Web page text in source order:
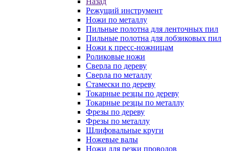
Режущий инструмент
Ножи по металлу
Пильные полотна для ленточных пил
Пильные полотна для лобзиковых пил
Ножи к пресс-ножницам
Роликовые ножи
Сверла по дереву
Сверла по металлу
Стамески по дереву
Токарные резцы по дереву
Токарные резцы по металлу
Фрезы по дереву
Фрезы по металлу
Шлифовальные круги
Ножевые валы
Ножи для резки проводов